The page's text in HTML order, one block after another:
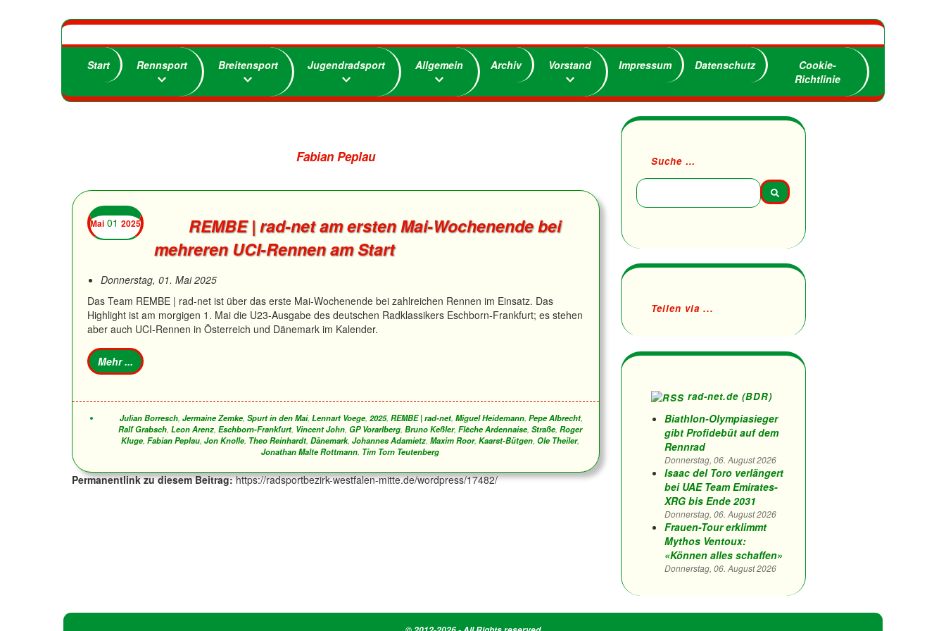
Start Rennsport Breitensport Jugendradsport Allgemein Archiv Vorstand Impressum Datenschutz
Cookie-
Richtlinie
Fabian Peplau
Mai 01 2025
REMBE | rad-net am ersten Mai-Wochenende bei
mehreren UCI-Rennen am Start
Donnerstag, 01. Mai 2025
Das Team REMBE | rad-net ist über das erste Mai-Wochenende bei zahlreichen Rennen im Einsatz. Das
Highlight ist am morgigen 1. Mai die U23-Ausgabe des deutschen Radklassikers Eschborn-Frankfurt; es stehen
aber auch UCI-Rennen in Österreich und Dänemark im Kalender.
Julian Borresch, Jermaine Zemke, Spurt in den Mai, Lennart Voege, 2025, REMBE | rad-net, Miguel Heidemann, Pepe Albrecht,
Ralf Grabsch, Leon Arenz, Eschborn-Frankfurt, Vincent John, GP Vorarlberg, Bruno Keßler, Flèche Ardennaise, Straße, Roger
Kluge, Fabian Peplau, Jon Knolle, Theo Reinhardt, Dänemark, Johannes Adamietz, Maxim Roor, Kaarst-Bütgen, Ole Theiler,
Jonathan Malte Rottmann, Tim Torn Teutenberg
Permanentlink zu diesem Beitrag:https://radsportbezirk-westfalen-mitte.de/wordpress/17482/
Suche …
Teilen via ...
rad-net.de (BDR)
Biathlon-Olympiasieger
gibt Profidebüt auf dem
Rennrad
Donnerstag, 06. August 2026
Isaac del Toro verlängert
bei UAE Team Emirates-
XRG bis Ende 2031
Donnerstag, 06. August 2026
Frauen-Tour erklimmt
Mythos Ventoux:
«Können alles schaffen»
Donnerstag, 06. August 2026